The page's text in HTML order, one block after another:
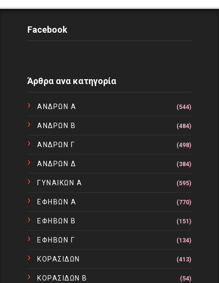
Facebook
Άρθρα ανα κατηγορία
ΑΝΔΡΩΝ Α (544)
ΑΝΔΡΩΝ Β (484)
ΑΝΔΡΩΝ Γ (498)
ΑΝΔΡΩΝ Δ (384)
ΓΥΝΑΙΚΩΝ Α (595)
ΕΦΗΒΩΝ Α (770)
ΕΦΗΒΩΝ Β (151)
ΕΦΗΒΩΝ Γ (134)
ΚΟΡΑΣΙΔΩΝ (413)
ΚΟΡΑΣΙΔΩΝ Β (54)